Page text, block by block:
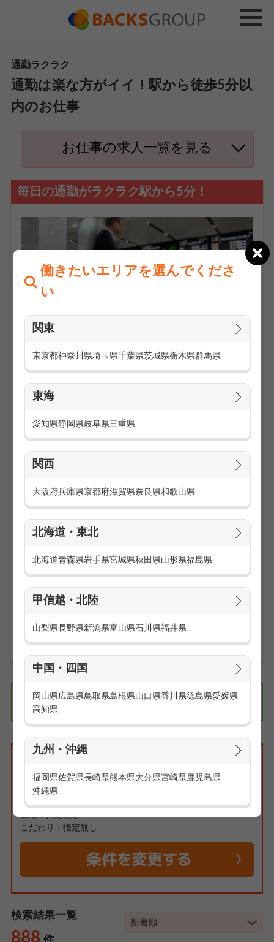
働きたいエリアを選んでくださ
い
関東
東京都神奈川県埼玉県千葉県茨城県栃木県群馬県
東海
愛知県静岡県岐阜県三重県
関西
大阪府兵庫県京都府滋賀県奈良県和歌山県
北海道・東北
北海道青森県岩手県宮城県秋田県山形県福島県
甲信越・北陸
山梨県長野県新潟県富山県石川県福井県
中国・四国
岡山県広島県鳥取県島根県山口県香川県徳島県愛媛県
高知県
九州・沖縄
福岡県佐賀県長崎県熊本県大分県宮崎県鹿児島県
沖縄県
通勤ラクラク
通勤は楽な方がイイ！駅から徒歩5分以
内のお仕事
お仕事の求人一覧を見る
毎日の通勤がラクラク駅から5分！
は当たり前です。
また駅から長時間歩いたり、電車を降りてからバスを使って
駅チカの勤務地なら、寒い日、暑い日、雨の日、雪の日、ど
んな日だって通勤は楽になります。
仕事が終わった後の疲れた体で、駅まで長時間歩くこともあ
りません。
雨で服や靴がビショビショになることもありません。
ともありません。
駅チカ勤務地はメリットがイッパイです。
お仕事の求人一覧を見る
関東 エリアの求人情報
特集:通勤は楽な方がイイ！駅から徒歩5分以内のお仕事
エリア：指定無し
路線・駅：指定無し
職種：指定無し
こだわり：指定無し
検索結果一覧
888